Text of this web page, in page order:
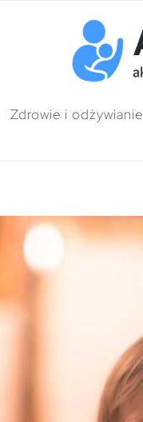
Zdrowie i odżywianie